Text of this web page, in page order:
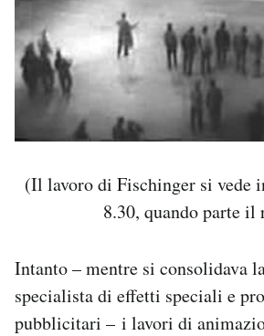
(Il lavoro di Fischinger si vede
8.30, quando parte il
Intanto – mentre si consolidava
specialista di effetti speciali e
pubblicitari – i lavori di